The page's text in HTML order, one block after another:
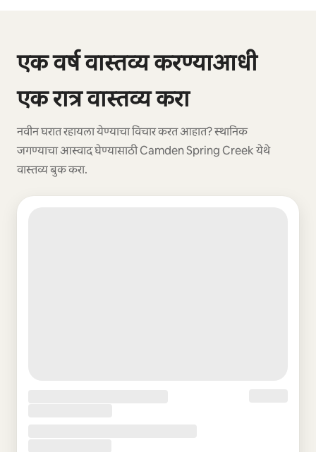
एक वर्ष वास्तव्य करण्याआधी
एक रात्र वास्तव्य करा
नवीन घरात रहायला येण्याचा विचार करत आहात? स्थानिक
जगण्याचा आस्वाद घेण्यासाठी Camden Spring Creek येथे
वास्तव्य बुक करा.
0 पैकी 0 आयटम्स दाखवत आहेत